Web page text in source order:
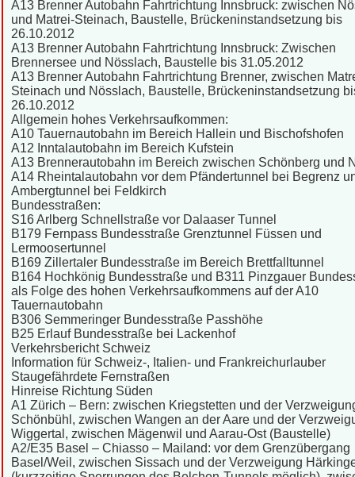
A13 Brenner Autobahn Fahrtrichtung Innsbruck: zwischen
und Matrei-Steinach, Baustelle, Brückeninstandsetzung bis
26.10.2012
A13 Brenner Autobahn Fahrtrichtung Innsbruck: Zwischen
Brennersee und Nösslach, Baustelle bis 31.05.2012
A13 Brenner Autobahn Fahrtrichtung Brenner, zwischen
Steinach und Nösslach, Baustelle, Brückeninstandsetzung
26.10.2012
Allgemein hohes Verkehrsaufkommen:
A10 Tauernautobahn im Bereich Hallein und Bischofshofen
A12 Inntalautobahn im Bereich Kufstein
A13 Brennerautobahn im Bereich zwischen Schönberg und
A14 Rheintalautobahn vor dem Pfändertunnel bei Begrenz
Ambergtunnel bei Feldkirch
Bundesstraßen:
S16 Arlberg Schnellstraße vor Dalaaser Tunnel
B179 Fernpass Bundesstraße Grenztunnel Füssen und
Lermoosertunnel
B169 Zillertaler Bundesstraße im Bereich Brettfalltunnel
B164 Hochkönig Bundesstraße und B311 Pinzgauer
als Folge des hohen Verkehrsaufkommens auf der A10
Tauernautobahn
B306 Semmeringer Bundesstraße Passhöhe
B25 Erlauf Bundesstraße bei Lackenhof
Verkehrsbericht Schweiz
Information für Schweiz-, Italien- und Frankreichurlauber
Staugefährdete Fernstraßen
Hinreise Richtung Süden
A1 Zürich – Bern: zwischen Kriegstetten und der
Schönbühl, zwischen Wangen an der Aare und der
Wiggertal, zwischen Mägenwil und Aarau-Ost (Baustelle)
A2/E35 Basel – Chiasso – Mailand: vor dem Grenzübergang
Basel/Weil, zwischen Sissach und der Verzweigung